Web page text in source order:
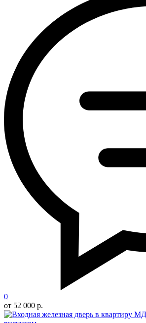
0
от 52 000 р.